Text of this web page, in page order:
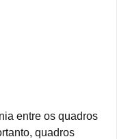
entre os quadros
quadros